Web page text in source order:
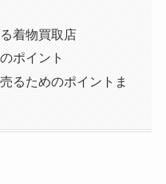
着物買取店
ポイント
るためのポイントま